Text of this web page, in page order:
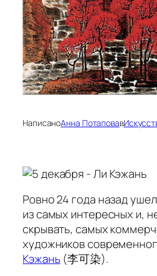
НаписаноАнна Потаповав
Ровно 24 года назад
из самых интересных и,
скрывать, самых
художников
Кэжань (李可染).